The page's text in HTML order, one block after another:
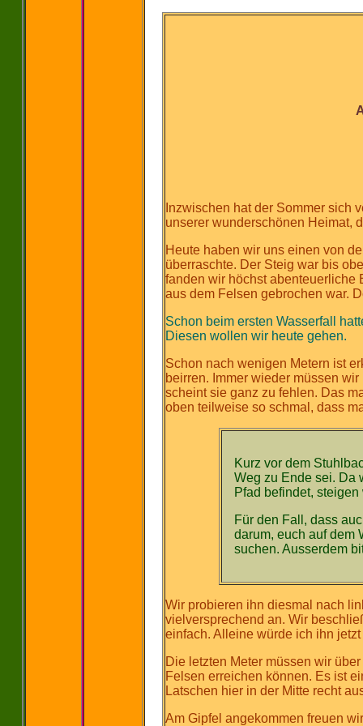
Inzwischen hat der Sommer sich
unserer wunderschönen Heimat,
Heute haben wir uns einen von
überraschte. Der Steig war bis
fanden wir höchst abenteuerliche
aus dem Felsen gebrochen war.
Schon beim ersten Wasserfall
Diesen wollen wir heute gehen.
Schon nach wenigen Metern ist
beirren. Immer wieder müssen
scheint sie ganz zu fehlen. Das
oben teilweise so schmal, dass
Kurz vor dem
Weg zu Ende sei. Da
Pfad befindet,
Für den Fall, dass
darum, euch auf dem
suchen. Ausserdem
Wir probieren ihn diesmal nach
vielversprechend an. Wir
einfach. Alleine würde ich ihn
Die letzten Meter müssen wir
Felsen erreichen können. Es ist
Latschen hier in der Mitte recht
Am Gipfel angekommen freuen